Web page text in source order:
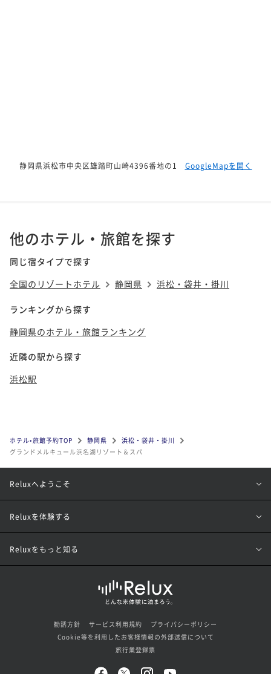
静岡県浜松市中央区雄踏町山崎4396番地の1 GoogleMapを開く
他のホテル・旅館を探す
同じ宿タイプで探す
全国のリゾートホテル
静岡県 浜松・袋井・掛川
ランキングから探す
静岡県のホテル・旅館ランキング
近隣の駅から探す
浜松駅
ホテル•旅館予約TOP 静岡県
浜松・袋井・掛川
グランドメルキュール浜名湖リゾート＆スパ
Reluxへようこそ
Reluxを体験する
Reluxをもっと知る
勧誘方針 サービス利用規約
プライバシーポリシー
Cookie等を利用したお客様情報の外部送信について
旅行業登録票